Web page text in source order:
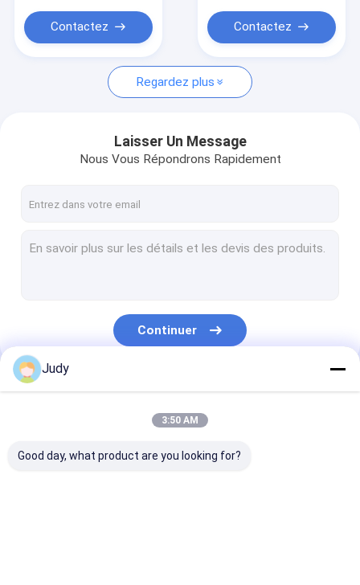
Nouvelles
Corrections de relief
Chaleur les labels d'habillement de transfert
Correction faite sur commande d'habillement
Corrections de vêtement
Labels en caoutchouc de silicone
Contactez Contactez
Regardez plus
Laisser Un Message
Nous Vous Répondrons Rapidement
Continuer
Nos Catégories
Judy
3:50 AM
Good day, what product are you looking for?